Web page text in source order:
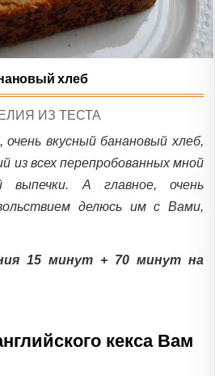
хлеб
ИЗ ТЕСТА
вкусный банановый хлеб,
из всех перепробованных мной
выпечки. А главное, очень
делюсь им с Вами,
15 минут + 70 минут на
кекса Вам